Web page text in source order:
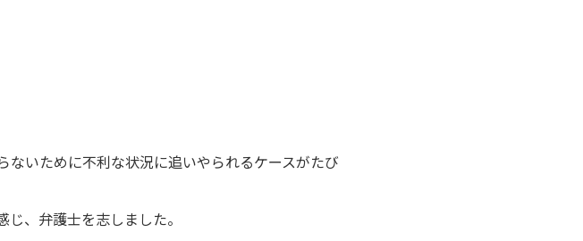
いために不利な状況に追いやられるケースがたび
、弁護士を志しました。